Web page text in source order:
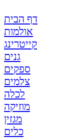
דף הבית
אולמות
קייטרינג
גנים
ספקים
צלמים
לכלה
מוזיקה
מגזין
כלים